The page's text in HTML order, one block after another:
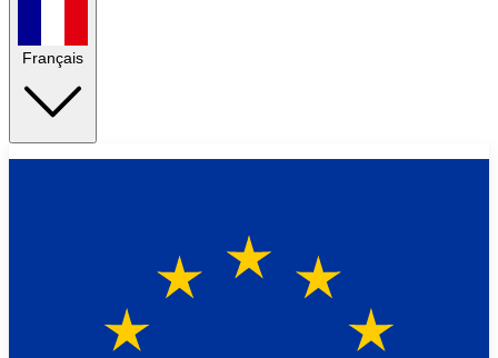
Français